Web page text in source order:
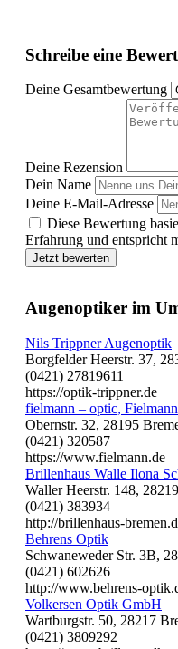
Schreibe eine
Deine Gesamtbewertung
Deine Rezension
Dein Name
Deine E-Mail-Adresse
Diese Bewertung
Erfahrung und entspricht
Jetzt bewerten
Augenoptiker im
Nils Trippner Augenoptik
Borgfelder Heerstr. 37,
(0421) 27819611
https://optik-trippner.de
fielmann – optic,
Obernstr. 32, 28195
(0421) 320587
https://www.fielmann.de
Brillenhaus Walle Ilona
Waller Heerstr. 148,
(0421) 383934
http://brillenhaus-
Behrens Optik
Schwaneweder Str. 3B,
(0421) 602626
http://www.behrens-
Volkersen Optik GmbH
Wartburgstr. 50, 28217
(0421) 3809292